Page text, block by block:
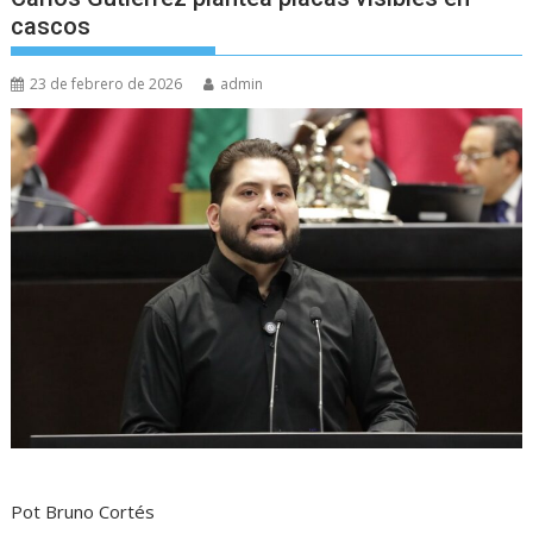
cascos
23 de febrero de 2026 admin
Pot Bruno Cortés